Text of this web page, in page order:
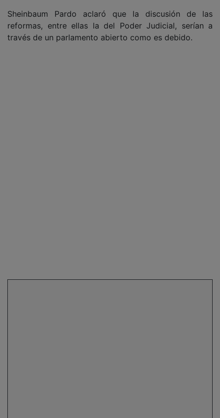
Sheinbaum Pardo aclaró que la discusión de las
reformas, entre ellas la del Poder Judicial, serían a
través de un parlamento abierto como es debido.